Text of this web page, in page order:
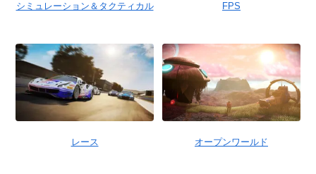
シミュレーション＆タクティカル FPS
レース オープンワールド